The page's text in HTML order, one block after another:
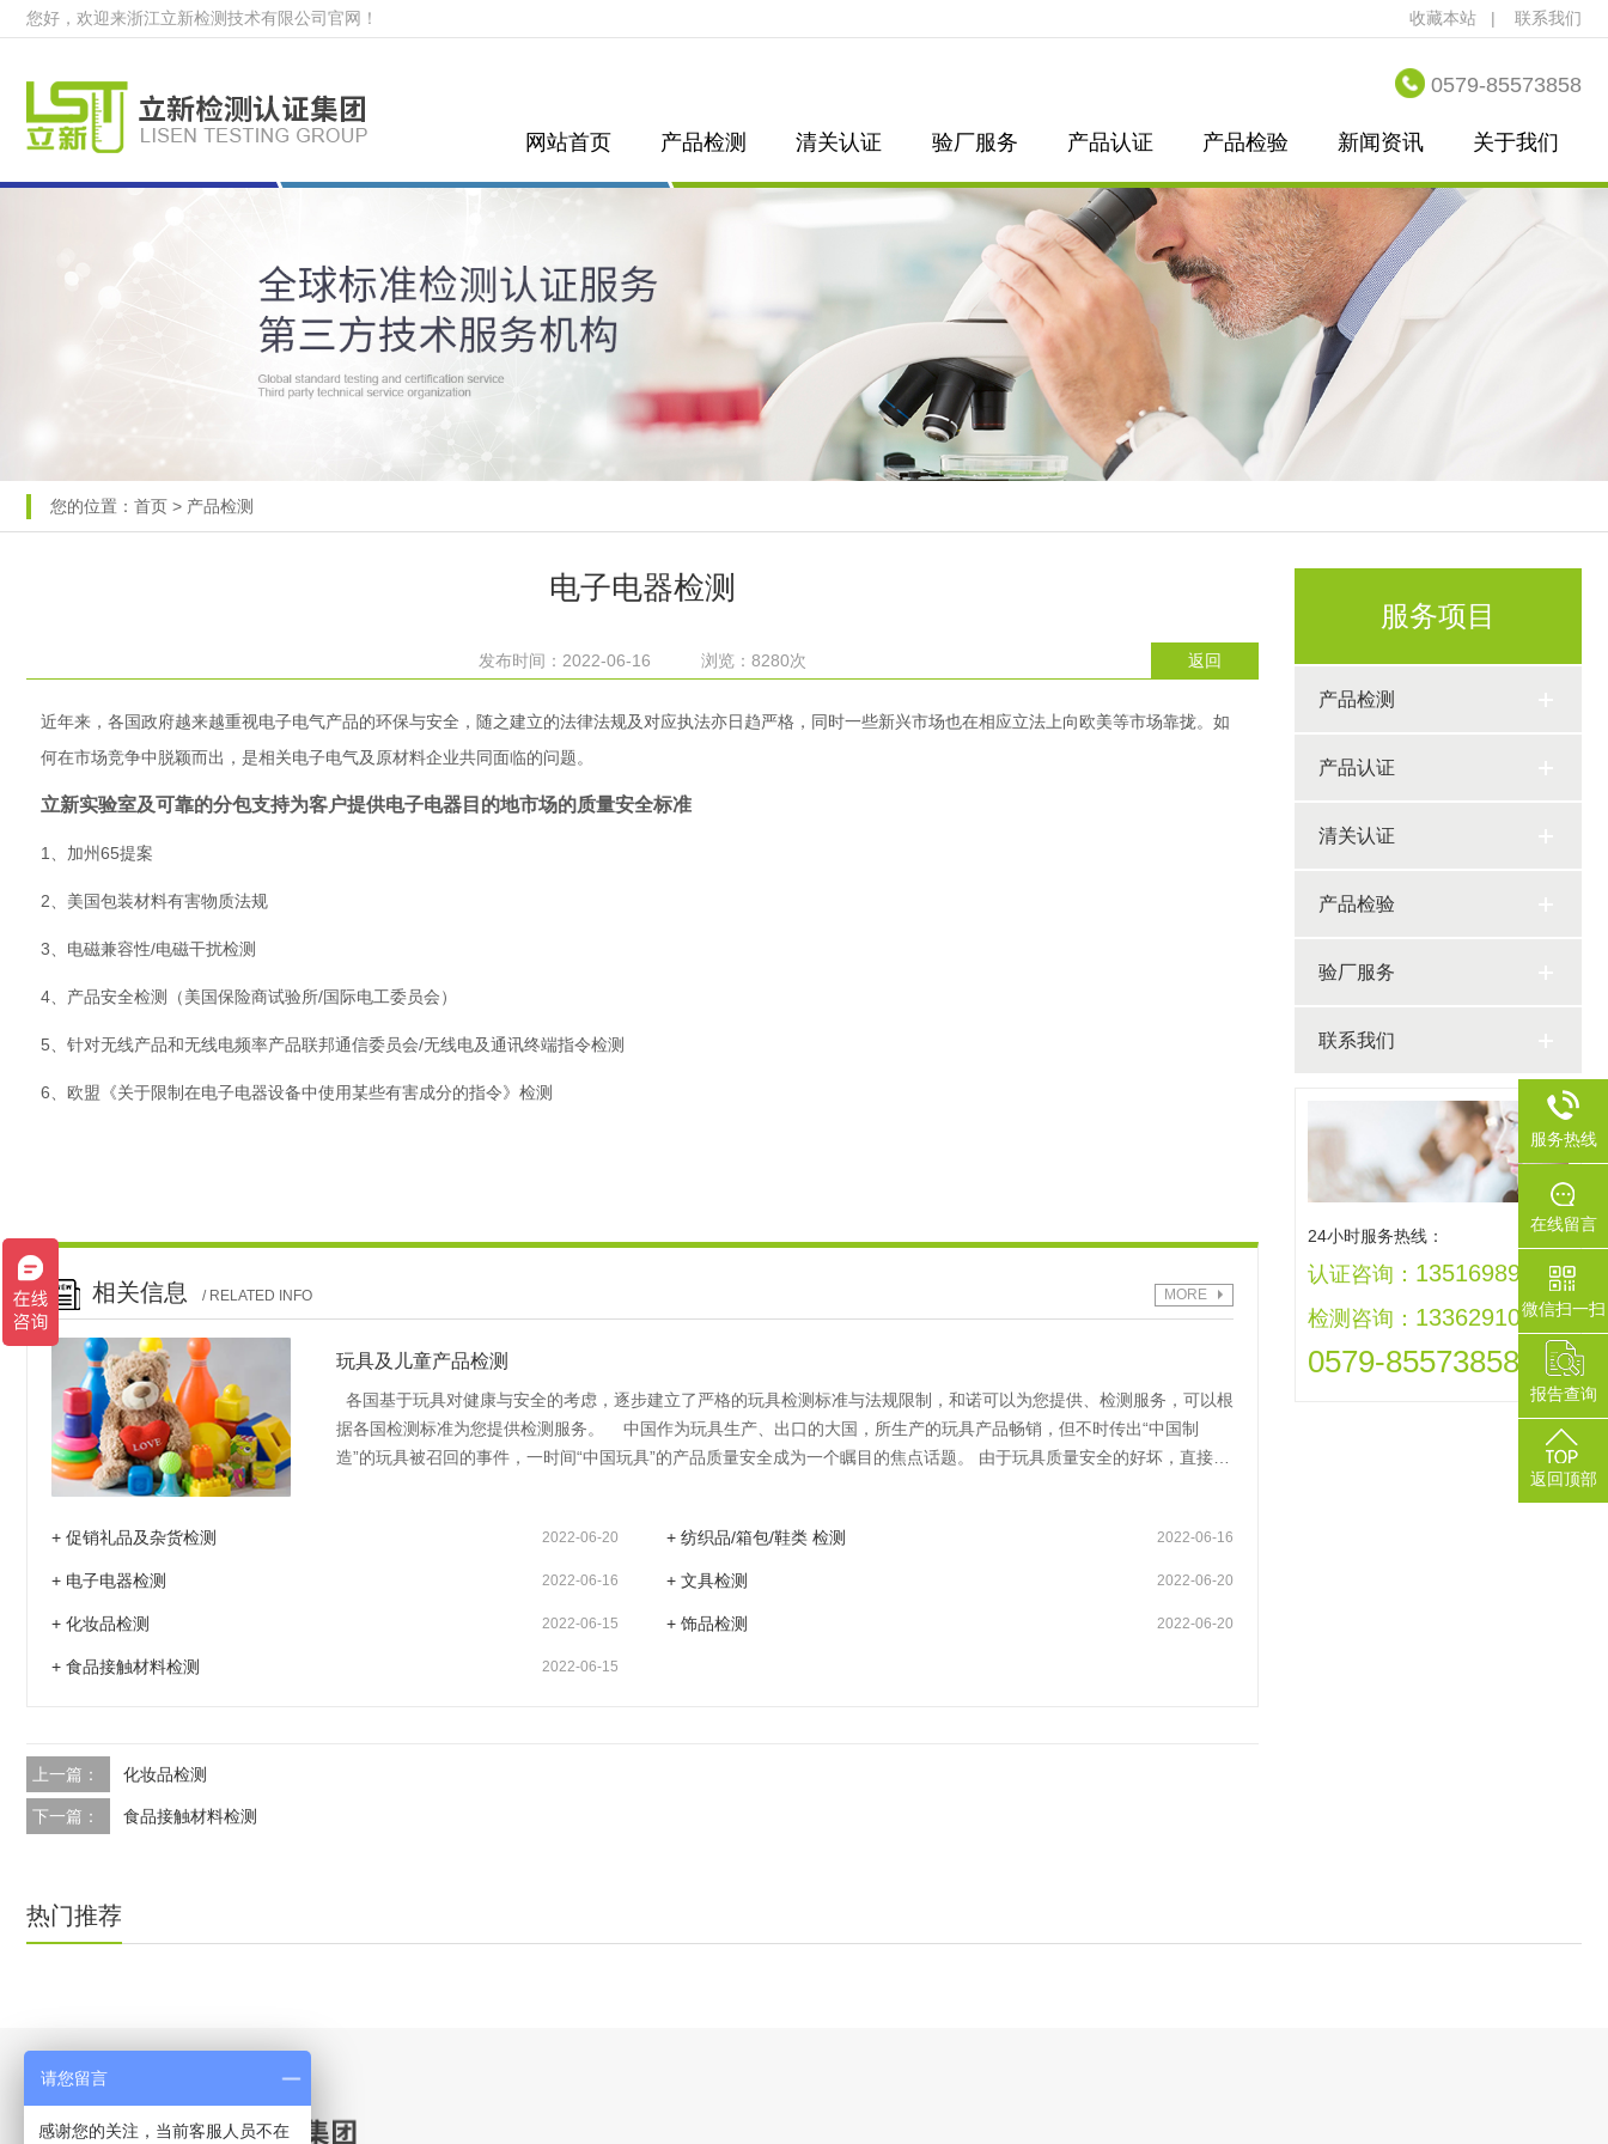
您好，欢迎来浙江立新检测技术有限公司官网！ 收藏本站 | 联系我们
网站首页 产品检测 清关认证 验厂服务 产品认证 产品检验 新闻资讯 关于我们
0579-85573858
您的位置： 首页 > 产品检测
服务项目
产品检测
产品认证
清关认证
产品检验
验厂服务
联系我们
24小时服务热线：
认证咨询： 13516989992
检测咨询： 13362910005
0579-85573858
电子电器检测
发布时间：2022-06-16 浏览：8280次 返回
近年来，各国政府越来越重视电子电气产品的环保与安全，随之建立的法律法规及对应执法亦日趋严格，同时一些新兴市场也在相应立法上向欧美等市场靠拢。如
何在市场竞争中脱颖而出，是相关电子电气及原材料企业共同面临的问题。
立新实验室及可靠的分包支持为客户提供电子电器目的地市场的质量安全标准
1、加州65提案
2、美国包装材料有害物质法规
3、电磁兼容性/电磁干扰检测
4、产品安全检测（美国保险商试验所/国际电工委员会）
5、针对无线产品和无线电频率产品联邦通信委员会/无线电及通讯终端指令检测
6、欧盟《关于限制在电子电器设备中使用某些有害成分的指令》检测
相关信息 / RELATED INFO MORE
玩具及儿童产品检测
各国基于玩具对健康与安全的考虑，逐步建立了严格的玩具检测标准与法规限制，和诺可以为您提供、检测服务，可以根
据各国检测标准为您提供检测服务。 中国作为玩具生产、出口的大国，所生产的玩具产品畅销，但不时传出“中国制
造”的玩具被召回的事件，一时间“中国玩具”的产品质量安全成为一个瞩目的焦点话题。 由于玩具质量安全的好坏，直接关
月1日起实施的强制性标准GB 6675－2003《玩具安全技术规范》等。” 玩具产品质量的优劣，在日趋激烈的玩具市场竞
争中，直接影响我国玩具外市场的畅通，因此，玩具企业应严抓产品质控扎扎实实提高产品安全质量。和诺将凭借自身实
料玩具 ■ 电动、电子玩具■ 儿童用品 ■ 陶瓷玩具■ 发条玩具 ■ 油画棒、水彩笔、橡皮泥■ 纸（板）类玩具 ■ 玩偶及其服
装、智力玩具、智力乐器玩具检测项目■ 可溶性重金属含量测试（铅Pb、镉Cd、铬Cr、砷As、钡Ba、汞Hg、硒Se、锑Sb
+ 促销礼品及杂货检测 2022-06-20 + 纺织品/箱包/鞋类 检测 2022-06-16
+ 电子电器检测 2022-06-16 + 文具检测 2022-06-20
+ 化妆品检测 2022-06-15 + 饰品检测 2022-06-20
+ 食品接触材料检测 2022-06-15
上一篇： 化妆品检测
下一篇： 食品接触材料检测
热门推荐
服务热线
在线留言
微信扫一扫
报告查询
返回顶部
请您留言
感谢您的关注，当前客服人员不在